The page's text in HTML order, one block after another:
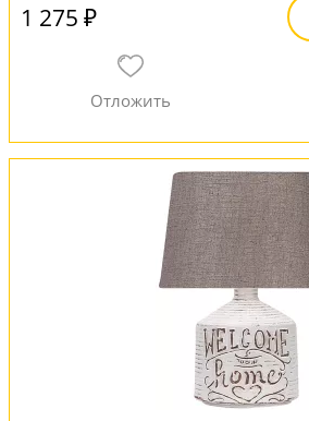
1 275 ₽